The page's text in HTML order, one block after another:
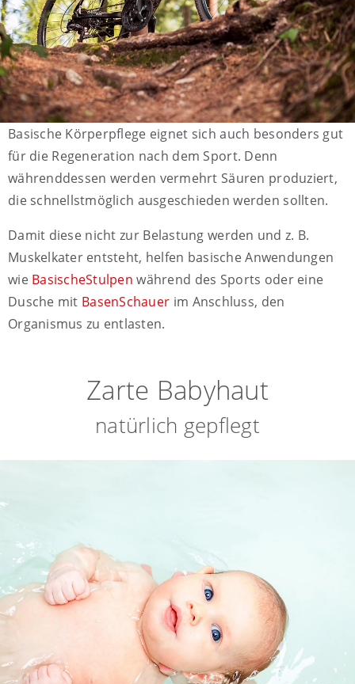
Basische Körperpflege eignet sich auch besonders gut
für die Regeneration nach dem Sport. Denn
währenddessen werden vermehrt Säuren produziert,
die schnellstmöglich ausgeschieden werden sollten.
Damit diese nicht zur Belastung werden und z. B.
Muskelkater entsteht, helfen basische Anwendungen
wie BasischeStulpen während des Sports oder eine
Dusche mit BasenSchauer im Anschluss, den
Organismus zu entlasten.
Zarte Babyhaut
natürlich gepflegt